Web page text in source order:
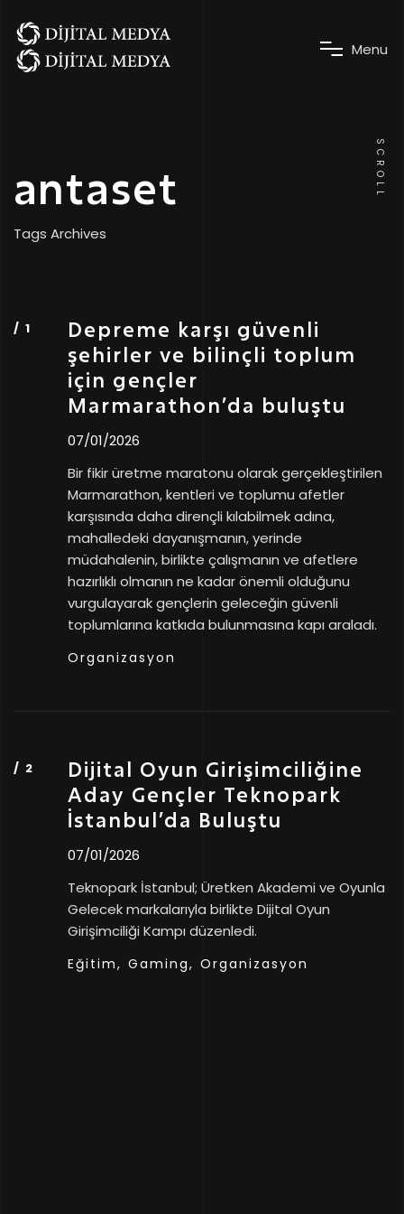
Menu
antaset
Tags Archives
SCROLL
Depreme karşı güvenli
şehirler ve bilinçli toplum
için gençler
Marmarathon’da buluştu
07/01/2026
Bir fikir üretme maratonu olarak gerçekleştirilen
Marmarathon, kentleri ve toplumu afetler
karşısında daha dirençli kılabilmek adına,
mahalledeki dayanışmanın, yerinde
müdahalenin, birlikte çalışmanın ve afetlere
hazırlıklı olmanın ne kadar önemli olduğunu
vurgulayarak gençlerin geleceğin güvenli
toplumlarına katkıda bulunmasına kapı araladı.
Organizasyon
Dijital Oyun Girişimciliğine
Aday Gençler Teknopark
İstanbul’da Buluştu
07/01/2026
Teknopark İstanbul; Üretken Akademi ve Oyunla
Gelecek markalarıyla birlikte Dijital Oyun
Girişimciliği Kampı düzenledi.
Eğitim, Gaming, Organizasyon